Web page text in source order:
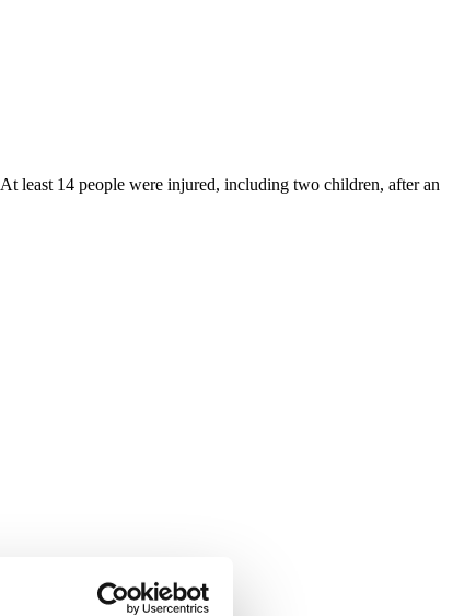
least 14 people were injured, including two children, after an